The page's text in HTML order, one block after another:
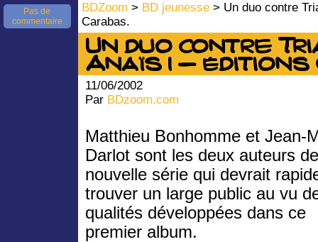
BDZoom > BD jeunesse > Un duo contre
Carabas.
Pas de
commentaire
Un duo contre
Anaïs 1 – éditions
11/06/2002
Par BDzoom.com
Matthieu Bonhomme et Jean-
Darlot sont les deux auteurs
nouvelle série qui devrait
trouver un large public au vu
qualités développées dans ce
premier album.